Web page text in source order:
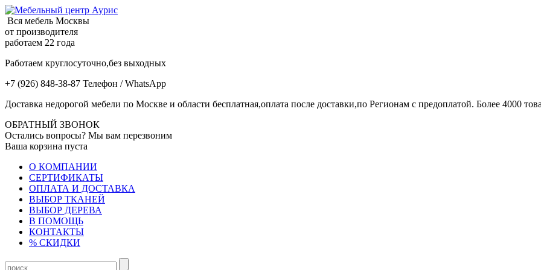
Вся мебель Москвы
от производителя
работаем 22 года
Работаем круглосуточно,без выходных
+7 (926) 848-38-87 Телефон / WhatsApp
Доставка недорогой мебели по Москве и области бесплатная,оплата после доставки,по Регионам с предоплатой. Более 4000
ОБРАТНЫЙ ЗВОНОК
Остались вопросы? Мы вам перезвоним
Ваша корзина пуста
О КОМПАНИИ
СЕРТИФИКАТЫ
ОПЛАТА И ДОСТАВКА
ВЫБОР ТКАНЕЙ
ВЫБОР ДЕРЕВА
В ПОМОЩЬ
КОНТАКТЫ
% СКИДКИ